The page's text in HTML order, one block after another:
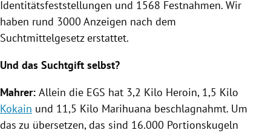
Identitätsfeststellungen und 1568 Festnahmen. Wir
haben rund 3000 Anzeigen nach dem
Suchtmittelgesetz erstattet.
Und das Suchtgift selbst?
Mahrer: Allein die EGS hat 3,2 Kilo Heroin, 1,5 Kilo
Kokain und 11,5 Kilo Marihuana beschlagnahmt. Um
das zu übersetzen, das sind 16.000 Portionskugeln